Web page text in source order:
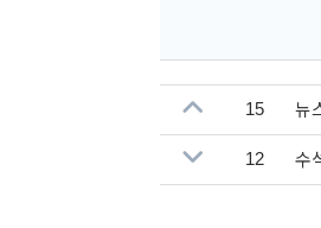
15 뉴
12 수